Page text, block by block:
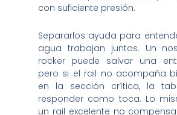
con suficiente presión.
Separarlos ayuda para
agua trabajan juntos. Un
rocker puede salvar una
pero si el rail no acompaña
en la sección crítica, la
responder como toca. Lo
un rail excelente no